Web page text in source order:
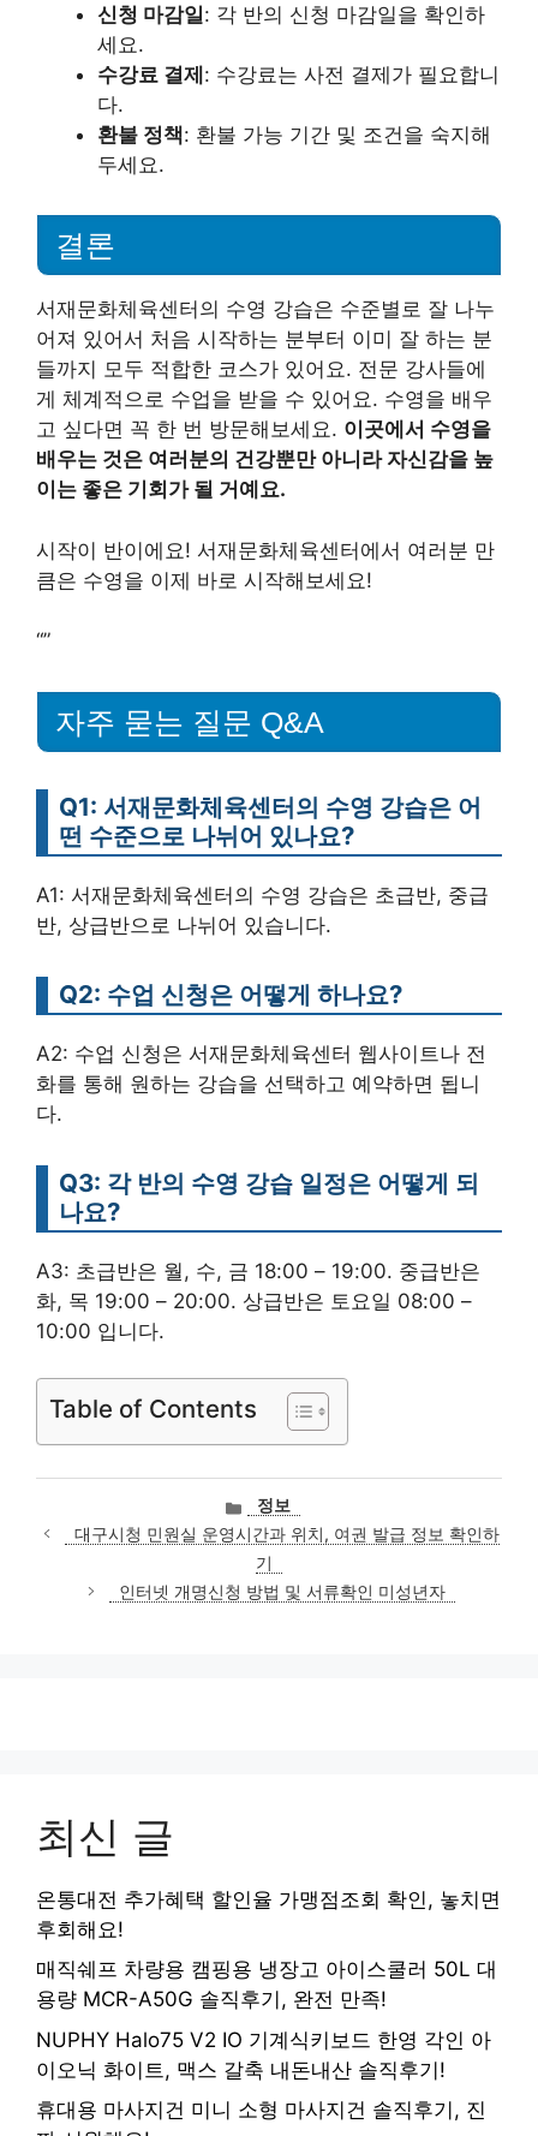
신청 마감일: 각 반의 신청 마감일을 확인하
세요.
수강료 결제: 수강료는 사전 결제가 필요합니
다.
환불 정책: 환불 가능 기간 및 조건을 숙지해
두세요.
결론
서재문화체육센터의 수영 강습은 수준별로 잘 나누
어져 있어서 처음 시작하는 분부터 이미 잘 하는 분
들까지 모두 적합한 코스가 있어요. 전문 강사들에
게 체계적으로 수업을 받을 수 있어요. 수영을 배우
고 싶다면 꼭 한 번 방문해보세요. 이곳에서 수영을
배우는 것은 여러분의 건강뿐만 아니라 자신감을 높
이는 좋은 기회가 될 거예요.
시작이 반이에요! 서재문화체육센터에서 여러분 만
큼은 수영을 이제 바로 시작해보세요!
“”
자주 묻는 질문 Q&A
Q1: 서재문화체육센터의 수영 강습은 어
떤 수준으로 나뉘어 있나요?
A1: 서재문화체육센터의 수영 강습은 초급반, 중급
반, 상급반으로 나뉘어 있습니다.
Q2: 수업 신청은 어떻게 하나요?
A2: 수업 신청은 서재문화체육센터 웹사이트나 전
화를 통해 원하는 강습을 선택하고 예약하면 됩니
다.
Q3: 각 반의 수영 강습 일정은 어떻게 되
나요?
A3: 초급반은 월, 수, 금 18:00 – 19:00. 중급반은
화, 목 19:00 – 20:00. 상급반은 토요일 08:00 –
10:00 입니다.
Table of Contents
카
테
고
리
정보
대구시청 민원실 운영시간과 위치, 여권 발급 정보 확인하
기
인터넷 개명신청 방법 및 서류확인 미성년자
최신 글
온통대전 추가혜택 할인율 가맹점조회 확인, 놓치면
후회해요!
매직쉐프 차량용 캠핑용 냉장고 아이스쿨러 50L 대
용량 MCR-A50G 솔직후기, 완전 만족!
NUPHY Halo75 V2 IO 기계식키보드 한영 각인 아
이오닉 화이트, 맥스 갈축 내돈내산 솔직후기!
휴대용 마사지건 미니 소형 마사지건 솔직후기, 진